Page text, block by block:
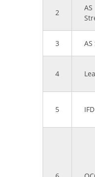
2
AS
3 AS
4
5 IFD